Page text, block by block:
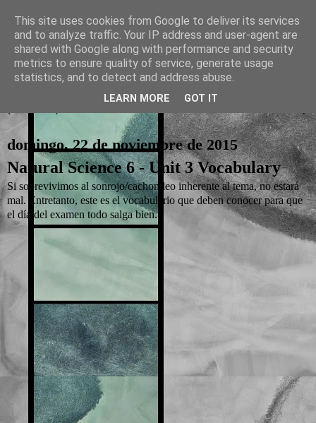
La otra tutoría de Javier
Recursos para Educación Primaria
▼
domingo, 22 de noviembre de 2015
Natural Science 6 - Unit 3 Vocabulary
Si sobrevivimos al sonrojo/cachondeo inherente al tema, no estará
mal. Entretanto, este es el vocabulario que deben conocer para que
el día del examen todo salga bien.
This site uses cookies from Google to deliver its services
and to analyze traffic. Your IP address and user-agent are
shared with Google along with performance and security
metrics to ensure quality of service, generate usage
statistics, and to detect and address abuse.
LEARN MORE GOT IT